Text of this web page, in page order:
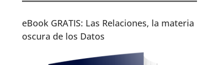
eBook GRATIS: Las Relaciones, la materia
oscura de los Datos